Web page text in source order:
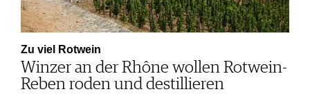
Zu viel Rotwein
Winzer an der Rhône wollen Rotwein-
Reben roden und destillieren